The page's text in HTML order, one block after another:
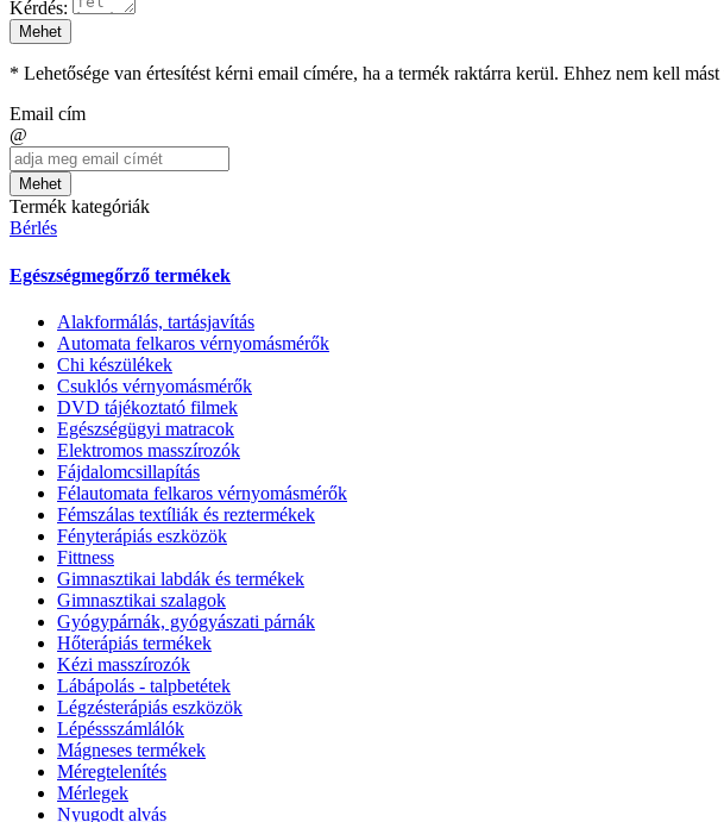
Kérdés:
Mehet
* Lehetősége van értesítést kérni email címére, ha a termék raktárra kerül. Ehhez nem kell
Email cím
@
Mehet
Termék kategóriák
Bérlés
Egészségmegőrző termékek
Alakformálás, tartásjavítás
Automata felkaros vérnyomásmérők
Chi készülékek
Csuklós vérnyomásmérők
DVD tájékoztató filmek
Egészségügyi matracok
Elektromos masszírozók
Fájdalomcsillapítás
Félautomata felkaros vérnyomásmérők
Fémszálas textíliák és reztermékek
Fényterápiás eszközök
Fittness
Gimnasztikai labdák és termékek
Gimnasztikai szalagok
Gyógypárnák, gyógyászati párnák
Hőterápiás termékek
Kézi masszírozók
Lábápolás - talpbetétek
Légzésterápiás eszközök
Lépéssszámlálók
Mágneses termékek
Méregtelenítés
Mérlegek
Nyugodt alvás